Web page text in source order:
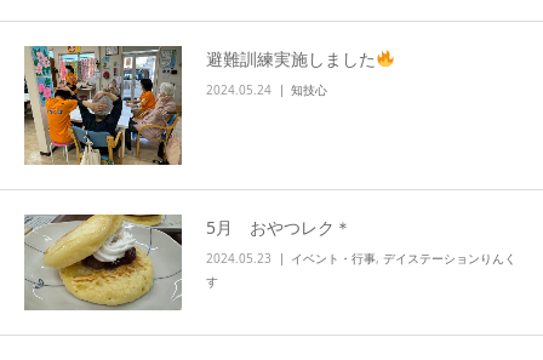
避難訓練実施しました
2024.05.24 知技心
5月 おやつレク＊
2024.05.23 イベント・行事, デイステーションりんく
す